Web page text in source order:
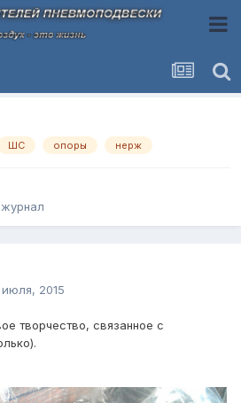
ШС опоры нерж
июля, 2015
творчество, связанное с